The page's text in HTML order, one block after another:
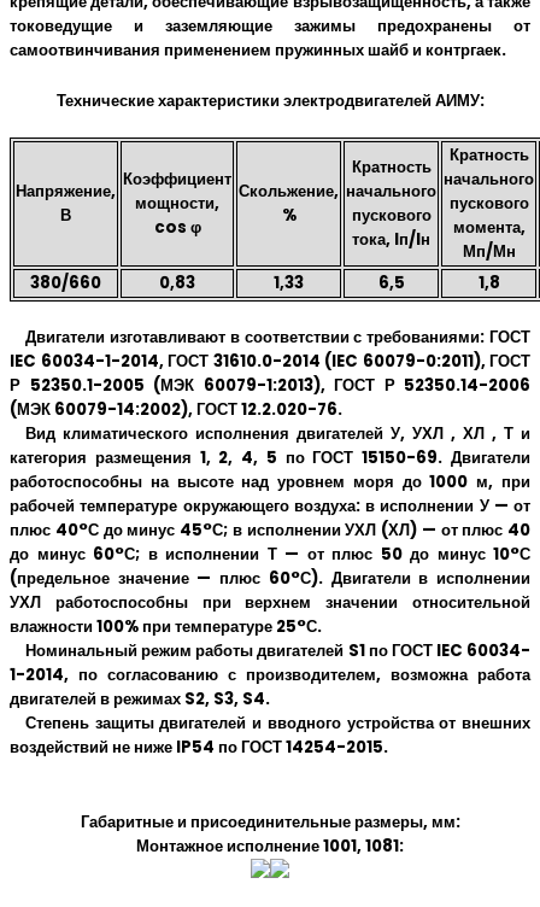
токоведущие и заземляющие зажимы предохранены от
самоотвинчивания применением пружинных шайб и контргаек.
Технические характеристики электродвигателей АИМУ:
Напряжение,
В
Коэффициент
мощности,
cos φ
Скольжение,
%
Кратность
начального
пускового
тока, Iп/Iн
Кратность
начального
пускового
момента,
Мп/Мн
380/660
0,83 1,33 6,5 1,8
Двигатели изготавливают в соответствии с требованиями: ГОСТ
IEC 60034-1-2014, ГОСТ 31610.0-2014 (IEC 60079-0:2011), ГОСТ
Р 52350.1-2005 (МЭК 60079-1:2013), ГОСТ Р 52350.14-2006
(МЭК 60079-14:2002), ГОСТ 12.2.020-76.
Вид климатического исполнения двигателей У, УХЛ , ХЛ , Т и
категория размещения 1, 2, 4, 5 по ГОСТ 15150-69. Двигатели
работоспособны на высоте над уровнем моря до 1000 м, при
рабочей температуре окружающего воздуха: в исполнении У — от
плюс 40°С до минус 45°С; в исполнении УХЛ (ХЛ) — от плюс 40
до минус 60°С; в исполнении Т — от плюс 50 до минус 10°С
(предельное значение — плюс 60°С). Двигатели в исполнении
УХЛ работоспособны при верхнем значении относительной
влажности 100% при температуре 25°С.
Номинальный режим работы двигателей S1 по ГОСТ IEC 60034-
1-2014, по согласованию с производителем, возможна работа
двигателей в режимах S2, S3, S4.
Степень защиты двигателей и вводного устройства от внешних
воздействий не ниже IP54 по ГОСТ 14254-2015.
Габаритные и присоединительные размеры, мм:
Монтажное исполнение 1001, 1081: